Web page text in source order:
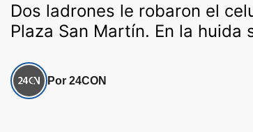
Dos ladrones le robaron el
Plaza San Martín. En la
Por 24CON